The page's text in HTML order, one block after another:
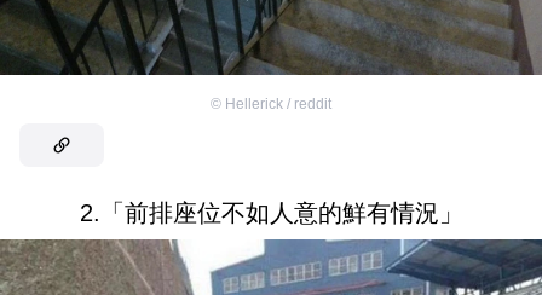
© Hellerick / reddit
2.「前排座位不如人意的鮮有情況」